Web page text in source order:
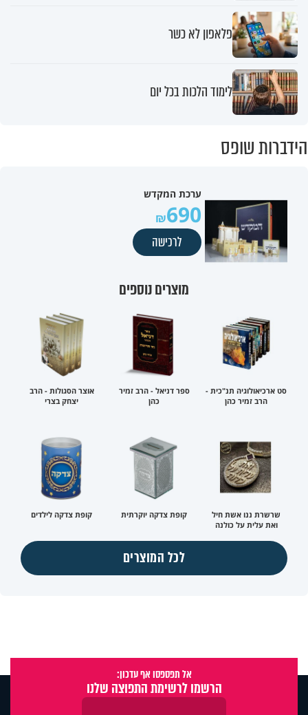
פלאפון לא כשר
לימוד הלכות בכל יום
הידברות שופס
ערכת המקדש
690
לרכישה
מוצרים נוספים
סט ארכיאולוגיה תנ"כית -
הרב זמיר כהן
ספר דניאל - הרב זמיר
כהן
אוצר הסגולות - הרב
יצחק בצרי
שרשרת ננו אשת חיל
ואת עלית על כולנה
קופת צדקה יוקרתית קופת צדקה לילדים
לכל המוצרים
אל תפספסו אף עדכון:
הרשמו לרשימת התפוצה שלנו